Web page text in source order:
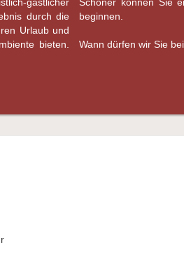
durch die
Urlaub und
bieten.
beginnen.
Wann dürfen wir Sie